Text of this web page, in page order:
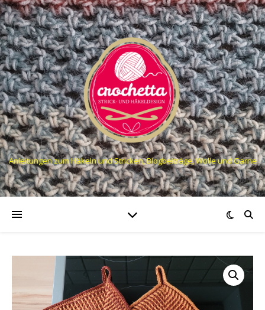
Anleitungen zum Häkeln und Stricken, Blogbeiträge, Wolle und Garne